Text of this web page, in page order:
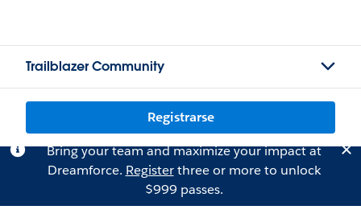
Trailblazer Community
Registrarse
Bring your team and maximize your impact at
Dreamforce. Registerthree or more to unlock
$999 passes.